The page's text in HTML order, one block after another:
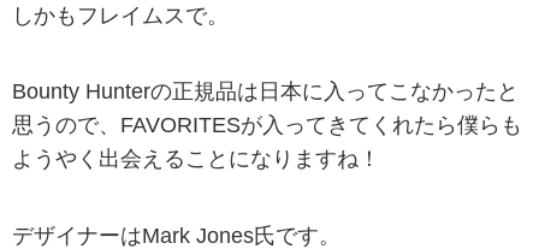
しかもフレイムスで。
Bounty Hunterの正規品は日本に入ってこなかったと
思うので、FAVORITESが入ってきてくれたら僕らも
ようやく出会えることになりますね！
デザイナーはMark Jones氏です。